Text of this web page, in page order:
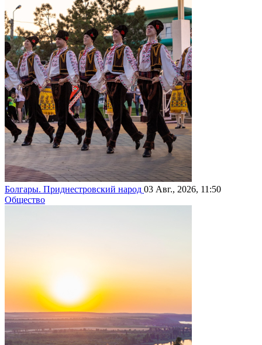
Болгары. Приднестровский народ 03 Авг., 2026, 11:50
Общество